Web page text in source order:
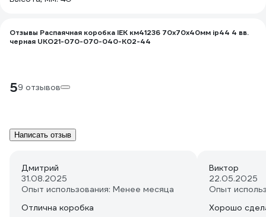
Отзывы Распаячная коробка IEK км41236 70x70x40мм ip44 4 вв.
черная UKO21-070-070-040-K02-44
59 отзывов
Написать отзыв
Дмитрий
31.08.2025
Опыт использования: Менее месяца
Отлична коробка
Виктор
22.05.2025
Опыт
Хорошо